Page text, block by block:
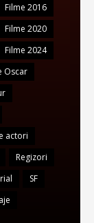
Filme 2016
Filme 2020
Filme 2024
Oscar
actori
Regizori
SF